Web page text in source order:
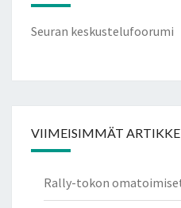
Seuran keskustelufoorumi
VIIMEISIMMÄT
Rally-tokon